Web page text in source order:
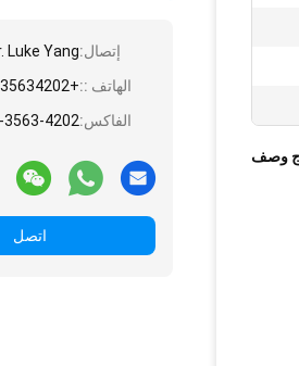
إتصال:Luke Yang
الهاتف ::+86-13335634202
الفاكس:4202
اتصل
وصف